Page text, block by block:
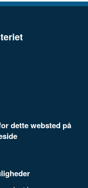
dette websted på